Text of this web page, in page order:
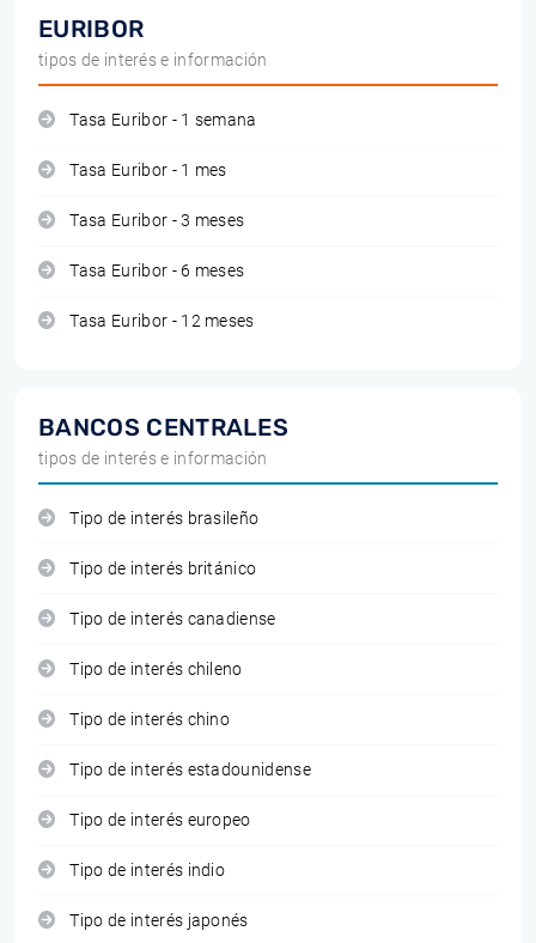
EURIBOR
tipos de interés e información
Tasa Euribor - 1 semana
Tasa Euribor - 1 mes
Tasa Euribor - 3 meses
Tasa Euribor - 6 meses
Tasa Euribor - 12 meses
BANCOS CENTRALES
tipos de interés e información
Tipo de interés brasileño
Tipo de interés británico
Tipo de interés canadiense
Tipo de interés chileno
Tipo de interés chino
Tipo de interés estadounidense
Tipo de interés europeo
Tipo de interés indio
Tipo de interés japonés